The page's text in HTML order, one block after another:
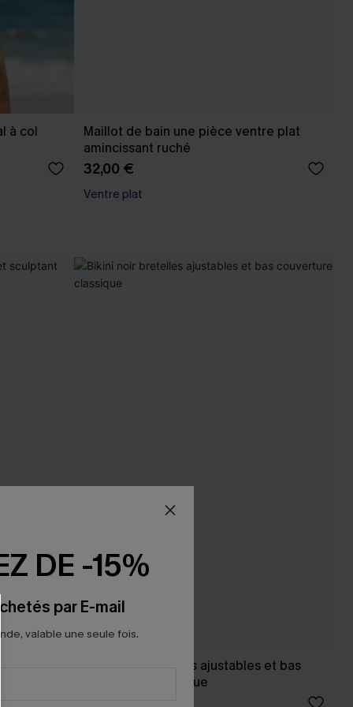
à col
Maillot de bain une pièce ventre plat
amincissant ruché
32,00 €
Ventre plat
Bikini noir bretelles ajustables et bas
couverture classique
DE -15%
par E-mail
valable une seule fois.